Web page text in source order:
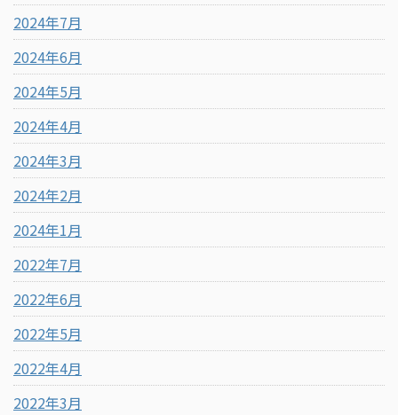
2024年7月
2024年6月
2024年5月
2024年4月
2024年3月
2024年2月
2024年1月
2022年7月
2022年6月
2022年5月
2022年4月
2022年3月